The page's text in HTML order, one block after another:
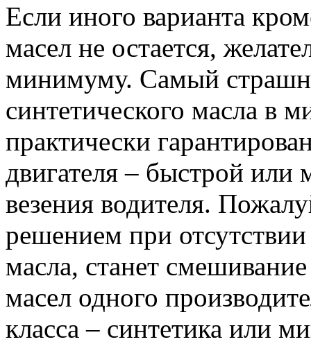
Если иного варианта
масел не остается,
минимуму. Самый
синтетического масла в
практически
двигателя – быстрой или
везения водителя.
решением при
масла, станет
масел одного
класса – синтетика или